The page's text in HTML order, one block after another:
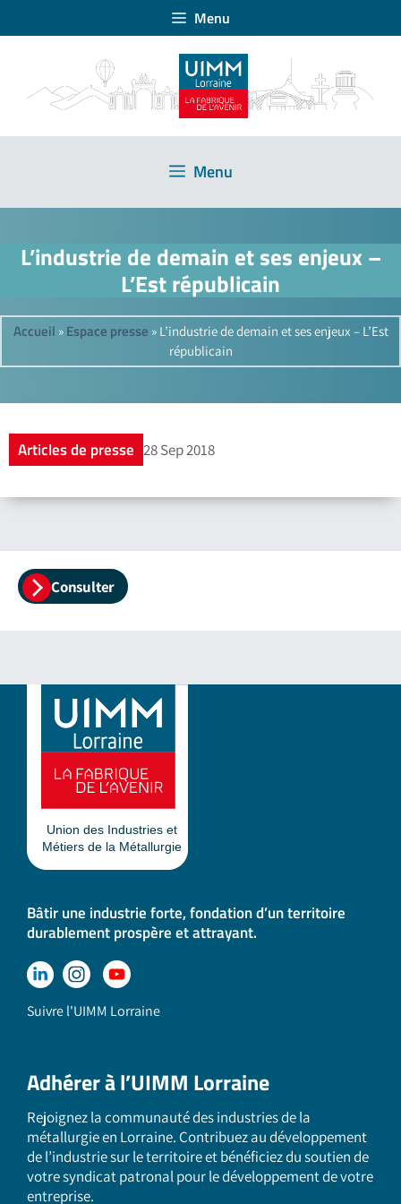
Menu
Menu
L’industrie de demain et ses enjeux –
L’Est républicain
Accueil » Espace presse » L’industrie de demain et ses enjeux – L’Est
républicain
Articles de presse 28 Sep 2018
Consulter
Bâtir une industrie forte, fondation d’un territoire
durablement prospère et attrayant.
Suivre l'UIMM Lorraine
Adhérer à l’UIMM Lorraine
Rejoignez la communauté des industries de la
métallurgie en Lorraine. Contribuez au développement
de l’industrie sur le territoire et bénéficiez du soutien de
votre syndicat patronal pour le développement de votre
entreprise.